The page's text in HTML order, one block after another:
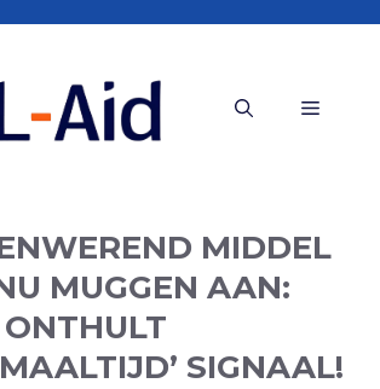
Menu
MIDDEL
MUGGEN AAN:
SIGNAAL!